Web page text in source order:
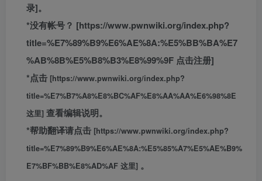
录]。
*没有帐号？ [https://www.pwnwiki.org/index.php?
title=%E7%89%B9%E6%AE%8A:%E5%BB%BA%E7
%AB%8B%E5%B8%B3%E8%99%9F 点击注册]
*点击 [https://www.pwnwiki.org/index.php?
title=%E7%B7%A8%E8%BC%AF%E8%AA%AA%E6%98%8E
这里] 查看编辑说明。
*帮助翻译请点击 [https://www.pwnwiki.org/index.php?
title=%E7%89%B9%E6%AE%8A:%E5%85%A7%E5%AE%B9%
E7%BF%BB%E8%AD%AF 这里] 。